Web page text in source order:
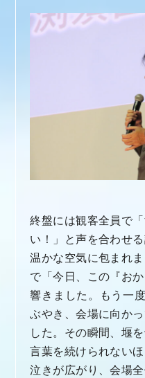
終盤には観客全員で
い！」と声を合わせ
温かな空気に包まれ
で「今日、この『お
響きました。もう一
ぶやき、会場に向か
した。その瞬間、堰
言葉を続けられない
泣きが広がり、会場